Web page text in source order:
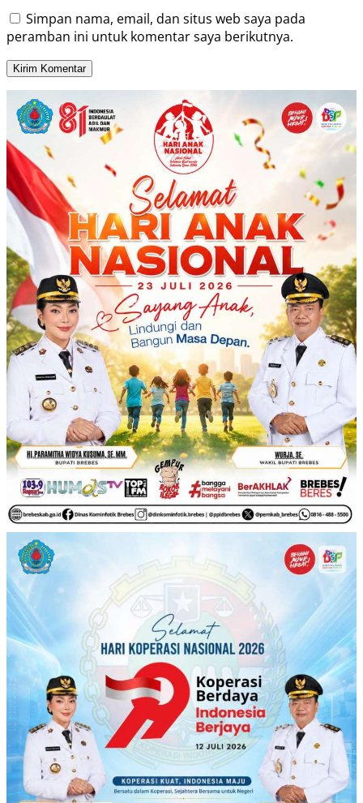
Simpan nama, email, dan situs web saya pada
peramban ini untuk komentar saya berikutnya.